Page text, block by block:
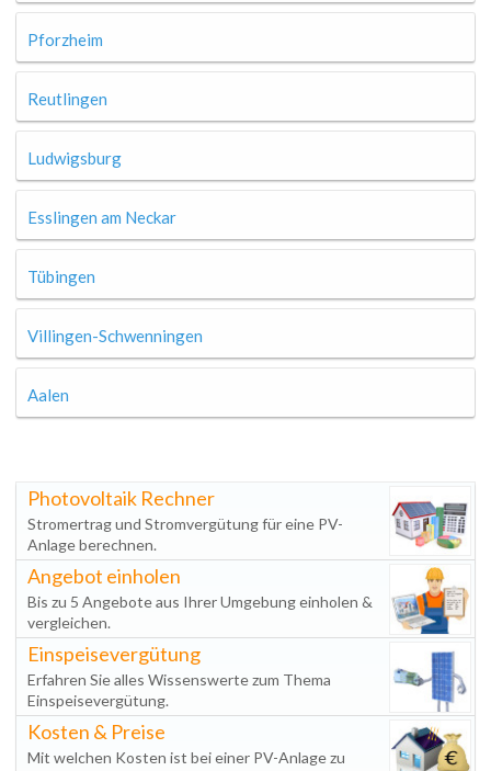
Pforzheim
Reutlingen
Ludwigsburg
Esslingen am Neckar
Tübingen
Villingen-Schwenningen
Aalen
Photovoltaik Rechner
Stromertrag und Stromvergütung für eine PV-
Anlage berechnen.
Angebot einholen
Bis zu 5 Angebote aus Ihrer Umgebung einholen &
vergleichen.
Einspeisevergütung
Erfahren Sie alles Wissenswerte zum Thema
Einspeisevergütung.
Kosten & Preise
Mit welchen Kosten ist bei einer PV-Anlage zu